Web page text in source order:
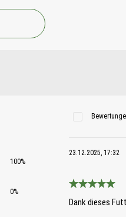
100%
0%
23.12.2025, 17:32
Dank dieses